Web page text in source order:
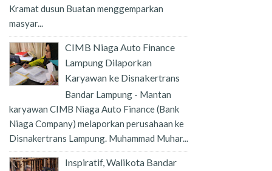
Kramat dusun Buatan menggemparkan
masyar...
CIMB Niaga Auto Finance
Lampung Dilaporkan
Karyawan ke Disnakertrans
Bandar Lampung - Mantan
karyawan CIMB Niaga Auto Finance (Bank
Niaga Company) melaporkan perusahaan ke
Disnakertrans Lampung. Muhammad Muhar...
Inspiratif, Walikota Bandar